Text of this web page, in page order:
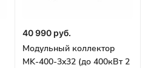
40 990 руб.
Модульный коллектор
MK-400-3x32 (до 400кВт 2